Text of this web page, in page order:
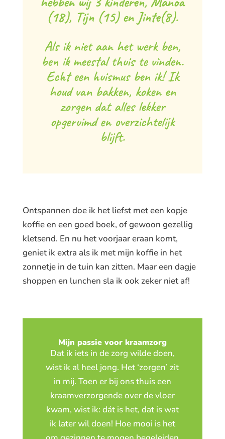
(18), Tijn (15) en Jinte(8).
Als ik niet aan het werk ben,
ben ik meestal thuis te vinden.
Echt een huismus ben ik! Ik
houd van bakken, koken en
zorgen dat alles lekker
opgeruimd en overzichtelijk
blijft.
Ontspannen doe ik het liefst met een kopje
koffie en een goed boek, of gewoon gezellig
kletsend. En nu het voorjaar eraan komt,
geniet ik extra als ik met mijn koffie in het
zonnetje in de tuin kan zitten. Maar een dagje
shoppen en lunchen sla ik ook zeker niet af!
Mijn passie voor kraamzorg
Dat ik iets in de zorg wilde doen,
wist ik al heel jong. Het ‘zorgen’ zit
in mij. Toen er bij ons thuis een
kraamverzorgende over de vloer
kwam, wist ik: dát is het, dat is wat
ik later wil doen! Hoe mooi is het